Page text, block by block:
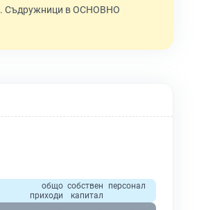
. Съдружници в ОСНОВНО
общо
приходи
собствен
капитал
персонал